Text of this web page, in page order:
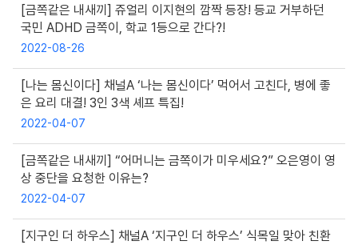
[금쪽같은 내새끼] 쥬얼리 이지현의 깜짝 등장! 등교 거부하던
국민 ADHD 금쪽이, 학교 1등으로 간다?!
2022-08-26
[나는 몸신이다] 채널A ‘나는 몸신이다’ 먹어서 고친다, 병에 좋
은 요리 대결! 3인 3색 셰프 특집!
2022-04-07
[금쪽같은 내새끼] “어머니는 금쪽이가 미우세요?” 오은영이 영
상 중단을 요청한 이유는?
2022-04-07
[지구인 더 하우스] 채널A ‘지구인 더 하우스’ 식목일 맞아 친환